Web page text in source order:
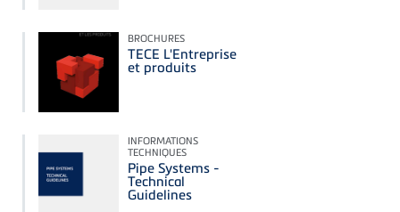
BROCHURES
TECE L'Entreprise
et produits
INFORMATIONS
TECHNIQUES
Pipe Systems -
Technical
Guidelines